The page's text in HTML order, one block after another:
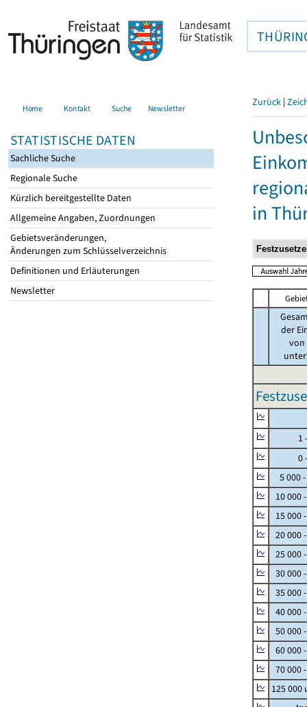
Home Kontakt Suche Newsletter
STATISTISCHE DATEN
Sachliche Suche
Regionale Suche
Kürzlich bereitgestellte Daten
Allgemeine Angaben, Zuordnungen
Gebietsveränderungen,
Änderungen zum Schlüsselverzeichnis
Definitionen und Erläuterungen
Newsletter
Zurück |
in
der
von
unter
1 -
0 -
5 000
10 000
15 000
20 000
25 000
30 000
35 000
40 000
50 000
60 000
70 000
125